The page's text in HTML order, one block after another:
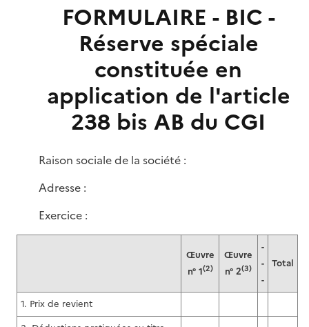
FORMULAIRE - BIC -
Réserve spéciale
constituée en
application de l'article
238 bis AB du CGI
Raison sociale de la société :
Adresse :
Exercice :
Œuvre
n° 1(2)
Œuvre
n° 2(3)
-
-
-
Total
1. Prix de revient